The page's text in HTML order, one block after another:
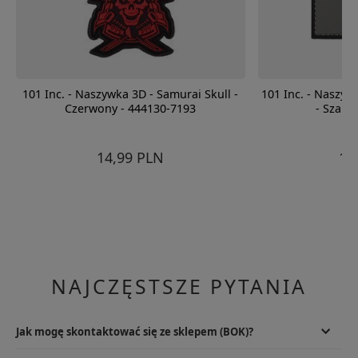
101 Inc. - Naszywka 3D - Samurai Skull -
Czerwony - 444130-7193
14,99 PLN
101 Inc. -
- Szary
NAJCZĘSTSZE PYTANIA
Jak mogę skontaktować się ze sklepem (BOK)?